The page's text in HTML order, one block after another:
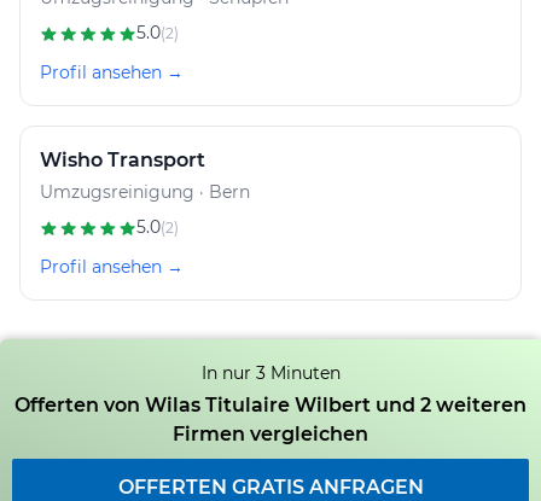
5.0(2)
Profil ansehen →
Wisho Transport
Umzugsreinigung · Bern
5.0(2)
Profil ansehen →
In nur 3 Minuten
Offerten von Wilas Titulaire Wilbert und 2 weiteren
Firmen vergleichen
OFFERTEN GRATIS ANFRAGEN